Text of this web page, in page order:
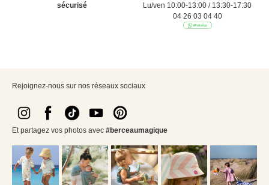
sécurisé
Lu/ven 10:00-13:00 / 13:30-17:30
04 26 03 04 40
Rejoignez-nous sur nos réseaux sociaux
Et partagez vos photos avec #berceaumagique